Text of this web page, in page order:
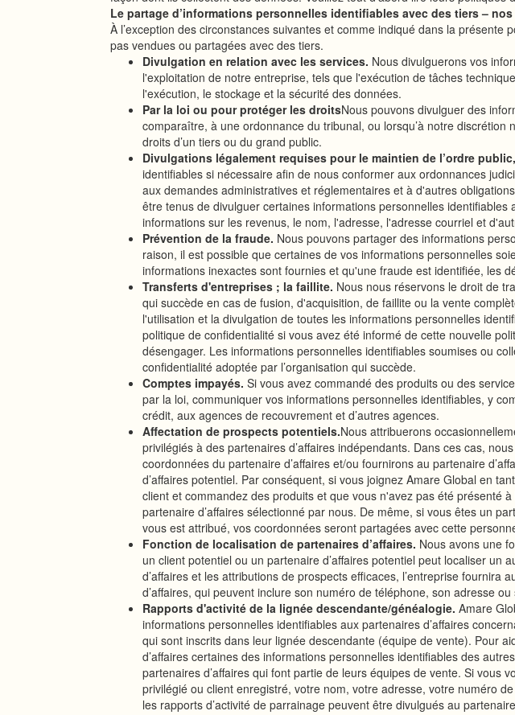
Le partage d’informations personnelles identifiables avec des tiers –
À l’exception des circonstances suivantes et comme indiqué dans la
pas vendues ou partagées avec des tiers.
Divulgation en relation avec les services. Nous divulguerons vos
l'exploitation de notre entreprise, tels que l'exécution de tâches
l'exécution, le stockage et la sécurité des données.
Par la loi ou pour protéger les droitsNous pouvons divulguer des
comparaître, à une ordonnance du tribunal, ou lorsqu’à notre
droits d’un tiers ou du grand public.
Divulgations légalement requises pour le maintien de l’ordre
identifiables si nécessaire afin de nous conformer aux ordonnances
aux demandes administratives et réglementaires et à d'autres
être tenus de divulguer certaines informations personnelles
informations sur les revenus, le nom, l'adresse, l'adresse courriel et
Prévention de la fraude. Nous pouvons partager des informations
raison, il est possible que certaines de vos informations personnelles
informations inexactes sont fournies et qu'une fraude est identifiée, les
Transferts d'entreprises ; la faillite. Nous nous réservons le droit de
qui succède en cas de fusion, d'acquisition, de faillite ou la vente
l'utilisation et la divulgation de toutes les informations personnelles
politique de confidentialité si vous avez été informé de cette nouvelle
désengager. Les informations personnelles identifiables soumises ou
confidentialité adoptée par l’organisation qui succède.
Comptes impayés. Si vous avez commandé des produits ou des
par la loi, communiquer vos informations personnelles identifiables, y
crédit, aux agences de recouvrement et d’autres agences.
Affectation de prospects potentiels.Nous attribuerons
privilégiés à des partenaires d’affaires indépendants. Dans ces cas,
coordonnées du partenaire d’affaires et/ou fournirons au partenaire
d’affaires potentiel. Par conséquent, si vous joignez Amare Global en
client et commandez des produits et que vous n'avez pas été présenté
partenaire d’affaires sélectionné par nous. De même, si vous êtes un
vous est attribué, vos coordonnées seront partagées avec cette
Fonction de localisation de partenaires d’affaires. Nous avons une
un client potentiel ou un partenaire d’affaires potentiel peut localiser
d’affaires et les attributions de prospects efficaces, l’entreprise
d’affaires, qui peuvent inclure son numéro de téléphone, son adresse
Rapports d'activité de la lignée descendante/généalogie. Amare
informations personnelles identifiables aux partenaires d’affaires
qui sont inscrits dans leur lignée descendante (équipe de vente). Pour
d’affaires certaines des informations personnelles identifiables des
partenaires d’affaires qui font partie de leurs équipes de vente. Si vous
privilégié ou client enregistré, votre nom, votre adresse, votre numéro
les rapports d’activité de parrainage peuvent être divulgués au